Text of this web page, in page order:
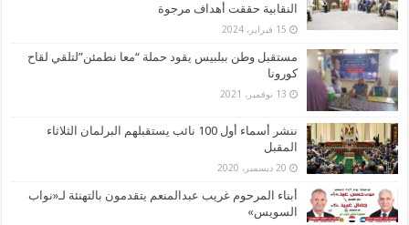
النقابية حققت أهداف مرجوة
15 فبراير، 2024
مستقبل وطن ببلبيس يقود حملة “معا نطمئن”لتلقي لقاح
كورونا
13 نوفمبر، 2021
ننشر أسماء أول 100 نائب يستقبلهم البرلمان الثلاثاء
المقبل
20 ديسمبر، 2020
أبناء المرحوم غريب عبدالمنعم يتقدمون بالتهنئة لـ«نواب
السويس»